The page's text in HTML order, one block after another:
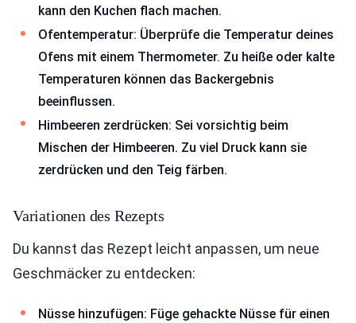
kann den Kuchen flach machen.
Ofentemperatur: Überprüfe die Temperatur deines
Ofens mit einem Thermometer. Zu heiße oder kalte
Temperaturen können das Backergebnis
beeinflussen.
Himbeeren zerdrücken: Sei vorsichtig beim
Mischen der Himbeeren. Zu viel Druck kann sie
zerdrücken und den Teig färben.
Variationen des Rezepts
Du kannst das Rezept leicht anpassen, um neue
Geschmäcker zu entdecken:
Nüsse hinzufügen: Füge gehackte Nüsse für einen